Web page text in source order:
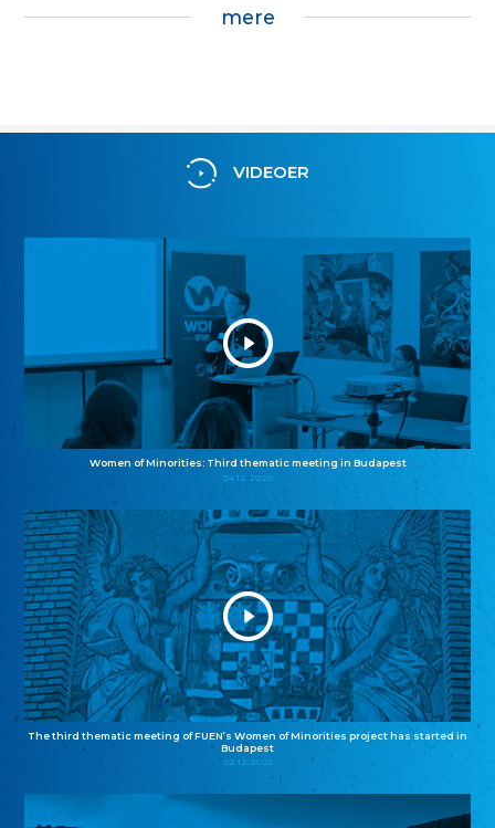
mere
VIDEOER
Women of Minorities: Third thematic meeting in Budapest
04.12.2025
The third thematic meeting of FUEN’s Women of Minorities project has started in
Budapest
02.12.2025